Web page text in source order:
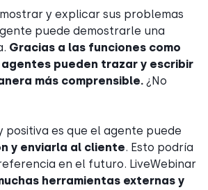
y explicar sus problemas
puede demostrarle una
Gracias a las funciones como
pueden trazar y escribir
más comprensible. ¿No
positiva es que el agente puede
y enviarla al cliente. Esto podría
en el futuro. LiveWebinar
herramientas externas y